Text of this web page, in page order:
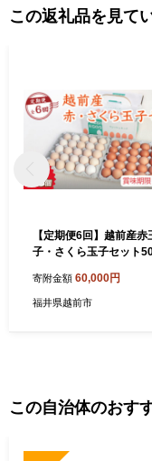
増加を続けております。 特に、昭和45年に都市計画法が施行
の人口を有する町とな
の伸びを示し、札幌圏
市）などに次いで全道で３
末現在の住民基本台帳
73人）、世帯数は
この返礼品を見て
【定期便6回】越前産赤
子・さくら玉子セット
り）【冷蔵・卵】（お届
指定可）
寄附金額 60,000円
福井県越前市
この自治体のおす